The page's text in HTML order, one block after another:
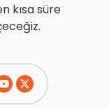
kısa süre